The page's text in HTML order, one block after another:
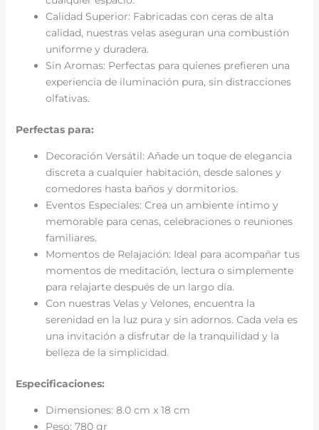
Calidad Superior: Fabricadas con ceras de alta
calidad, nuestras velas aseguran una combustión
uniforme y duradera.
Sin Aromas: Perfectas para quienes prefieren una
experiencia de iluminación pura, sin distracciones
olfativas.
Perfectas para:
Decoración Versátil: Añade un toque de elegancia
discreta a cualquier habitación, desde salones y
comedores hasta baños y dormitorios.
Eventos Especiales: Crea un ambiente íntimo y
memorable para cenas, celebraciones o reuniones
familiares.
Momentos de Relajación: Ideal para acompañar tus
momentos de meditación, lectura o simplemente
para relajarte después de un largo día.
Con nuestras Velas y Velones, encuentra la
serenidad en la luz pura y sin adornos. Cada vela es
una invitación a disfrutar de la tranquilidad y la
belleza de la simplicidad.
Especificaciones:
Dimensiones: 8.0 cm x 18 cm
Peso: 780 gr